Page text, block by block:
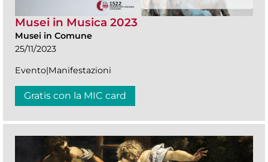
Musei in Musica 2023
Musei in Comune
25/11/2023
Evento|Manifestazioni
Gratis con la MIC card